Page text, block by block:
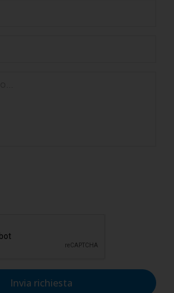
Invia richiesta